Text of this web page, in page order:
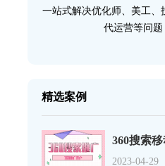
一站式解决优化师、美工、
代运营等问题
精选案例
2023-04-29